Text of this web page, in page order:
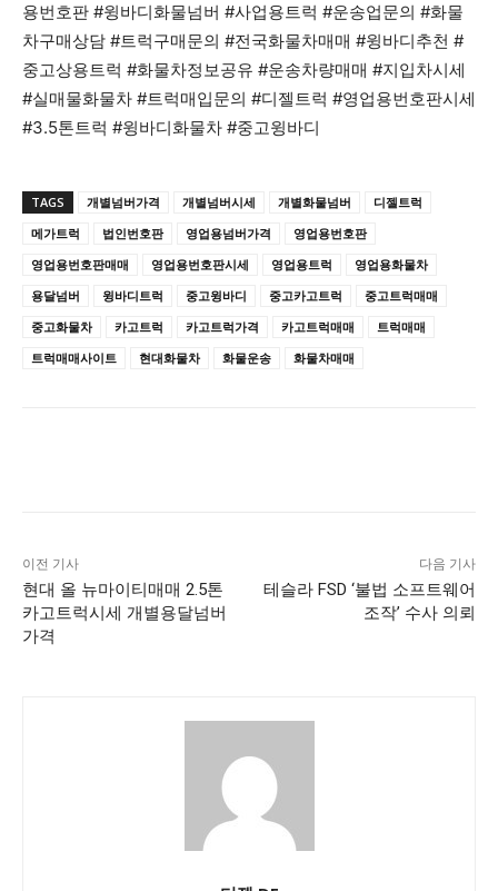
용번호판 #윙바디화물넘버 #사업용트럭 #운송업문의 #화물
차구매상담 #트럭구매문의 #전국화물차매매 #윙바디추천 #
중고상용트럭 #화물차정보공유 #운송차량매매 #지입차시세
#실매물화물차 #트럭매입문의 #디젤트럭 #영업용번호판시세
#3.5톤트럭 #윙바디화물차 #중고윙바디
TAGS 개별넘버가격 개별넘버시세 개별화물넘버
디젤트럭
메가트럭
법인번호판 영업용넘버가격
영업용번호판
영업용번호판매매
영업용번호판시세 영업용트럭
영업용화물차
용달넘버
윙바디트럭 중고윙바디 중고카고트럭
중고트럭매매
중고화물차
카고트럭 카고트럭가격 카고트럭매매
트럭매매
트럭매매사이트
현대화물차 화물운송 화물차매매
이전 기사
현대 올 뉴마이티매매 2.5톤
카고트럭시세 개별용달넘버
가격
다음 기사
테슬라 FSD ‘불법 소프트웨어
조작’ 수사 의뢰